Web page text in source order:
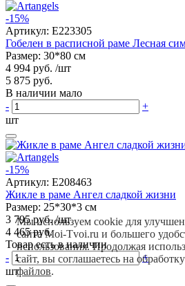
-15%
Артикул: E223305
Гобелен в расписной раме Лесная
Размер: 30*80 см
4 994 руб. /шт
5 875 руб.
В наличии мало
-
+
шт
-15%
Артикул: E208463
Жикле в раме Ангел сладкой жизни
Размер: 25*30*3 см
3 795 руб. /шт
4 465 руб.
Товар есть в наличии
-
+
шт
Мы используем cookie для
сайта Moi-Tvoi.ru и большего
использования. Продолжая
сайт, вы соглашаетесь на
файлов.